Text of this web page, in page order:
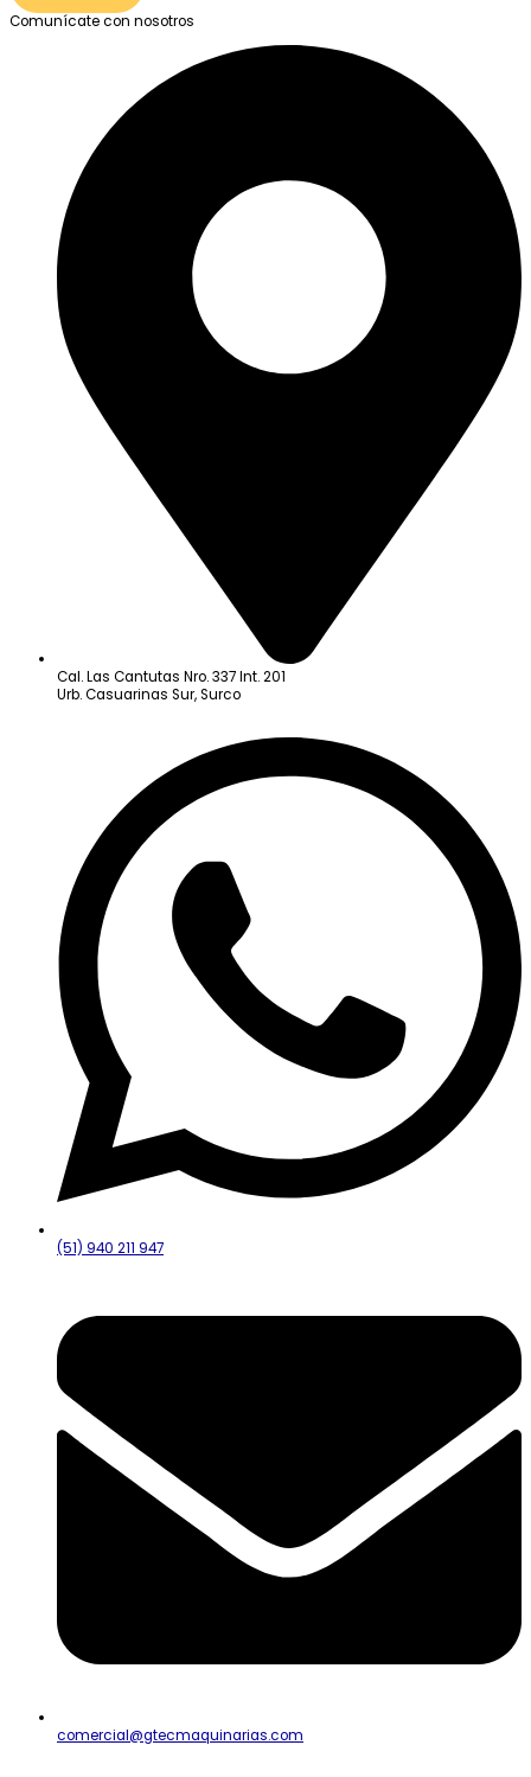
Comunícate con nosotros
Cal. Las Cantutas Nro. 337 Int. 201
Urb. Casuarinas Sur, Surco
(51) 940 211 947
comercial@gtecmaquinarias.com